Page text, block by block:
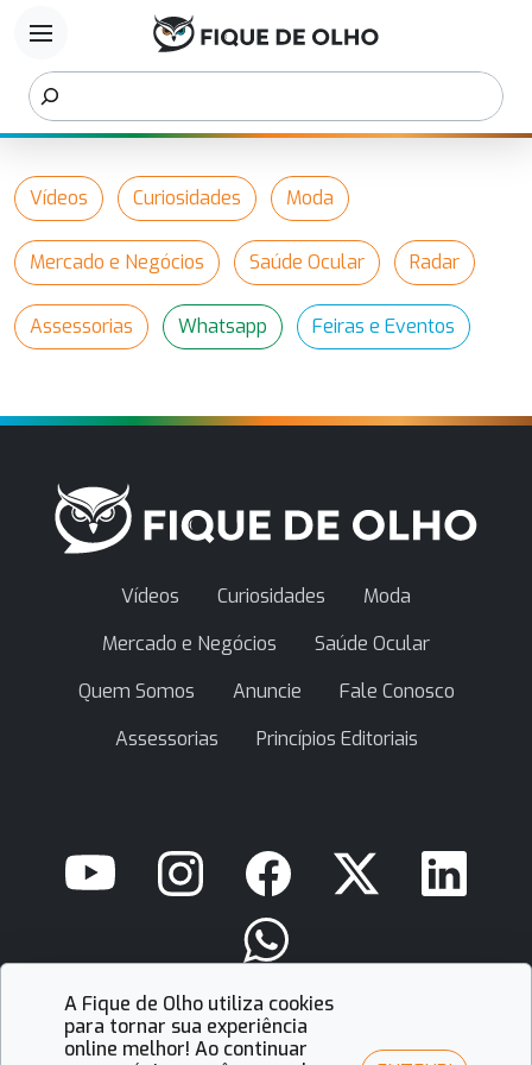
menu
Vídeos Curiosidades Moda
Mercado e Negócios Saúde Ocular Radar
Assessorias Whatsapp Feiras e Eventos
Vídeos Curiosidades
Moda
Mercado e Negócios
Saúde Ocular
Quem Somos
Anuncie
Fale Conosco
Assessorias
Princípios Editoriais
contato@fiquedeolho.com.br
A Fique de Olho utiliza cookies
para tornar sua experiência
online melhor! Ao continuar